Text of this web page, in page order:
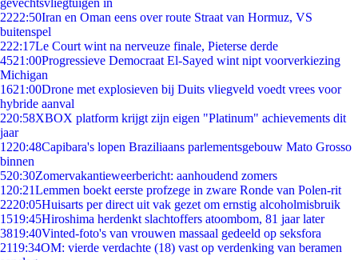
gevechtsvliegtuigen in
2222:50Iran en Oman eens over route Straat van Hormuz, VS
buitenspel
222:17Le Court wint na nerveuze finale, Pieterse derde
4521:00Progressieve Democraat El-Sayed wint nipt voorverkiezing
Michigan
1621:00Drone met explosieven bij Duits vliegveld voedt vrees voor
hybride aanval
220:58XBOX platform krijgt zijn eigen "Platinum" achievements dit
jaar
1220:48Capibara's lopen Braziliaans parlementsgebouw Mato Grosso
binnen
520:30Zomervakantieweerbericht: aanhoudend zomers
1 20:21Lemmen boekt eerste profzege in zware Ronde van Polen-rit
2220:05Huisarts per direct uit vak gezet om ernstig alcoholmisbruik
1519:45Hiroshima herdenkt slachtoffers atoombom, 81 jaar later
3819:40Vinted-foto's van vrouwen massaal gedeeld op seksfora
2119:34OM: vierde verdachte (18) vast op verdenking van beramen